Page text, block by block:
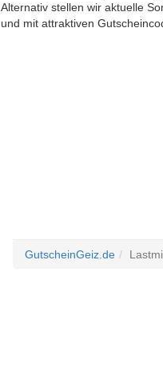
Alternativ stellen wir aktuelle
und mit attraktiven
GutscheinGeiz.de